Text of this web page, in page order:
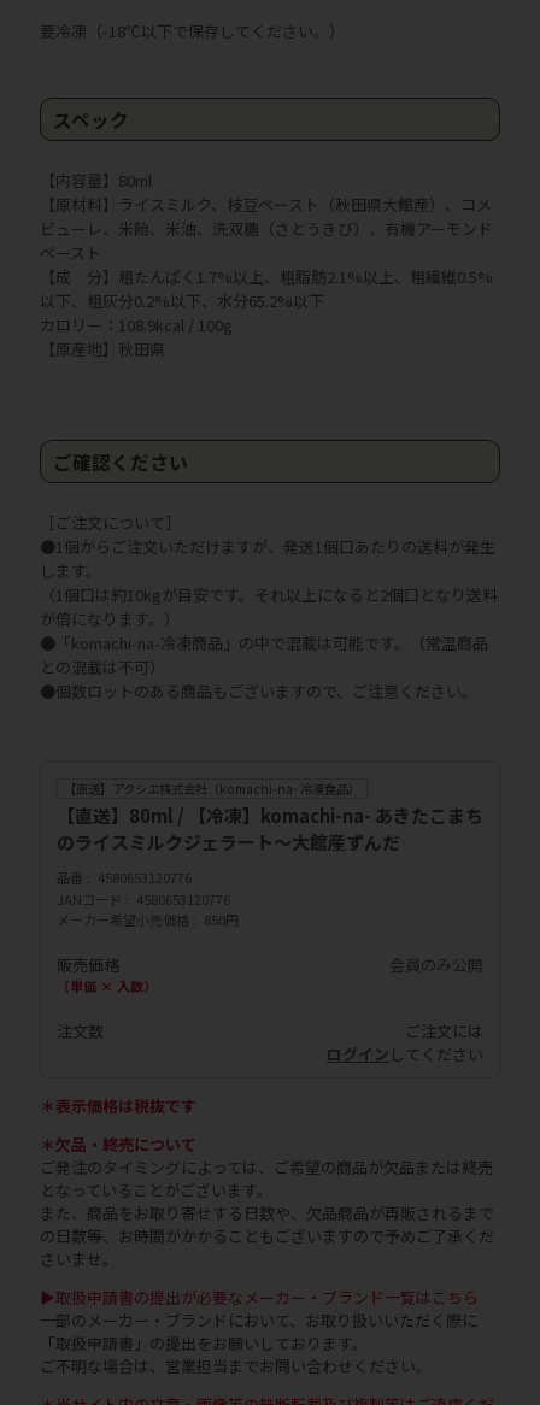
要冷凍（-18℃以下で保存してください。）
スペック
【内容量】80ml
【原材料】ライスミルク、枝豆ペースト（秋田県大館産）、コメ
ピューレ、米飴、米油、洗双糖（さとうきび）、有機アーモンド
ペースト
【成 分】粗たんぱく1.7%以上、粗脂肪2.1%以上、粗繊維0.5%
以下、粗灰分0.2%以下、水分65.2%以下
カロリー：108.9kcal / 100g
【原産地】秋田県
ご確認ください
［ご注文について］
●1個からご注文いただけますが、発送1個口あたりの送料が発生
します。
（1個口は約10kgが目安です。それ以上になると2個口となり送料
が倍になります。）
●「komachi-na-冷凍商品」の中で混載は可能です。（常温商品
との混載は不可）
●個数ロットのある商品もございますので、ご注意ください。
【直送】アクシエ株式会社（komachi-na- 冷凍食品）
【直送】80ml / 【冷凍】komachi-na- あきたこまち
のライスミルクジェラート～大館産ずんだ
品番
4580653120776
JANコード
4580653120776
メーカー希望小売価格
850円
販売価格
（単価 × 入数）
会員のみ公開
注文数
ご注文には
ログイン してください
＊表示価格は税抜です
＊欠品・終売について
ご発注のタイミングによっては、ご希望の商品が欠品または終売
となっていることがございます。
また、商品をお取り寄せする日数や、欠品商品が再販されるまで
の日数等、お時間がかかることもございますので予めご了承くだ
さいませ。
▶取扱申請書の提出が必要なメーカー・ブランド一覧はこちら
一部のメーカー・ブランドにおいて、お取り扱いいただく際に
「取扱申請書」の提出をお願いしております。
ご不明な場合は、営業担当までお問い合わせください。